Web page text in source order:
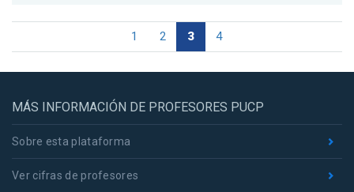
1 2 3 4
MÁS INFORMACIÓN DE PROFESORES PUCP
Sobre esta plataforma
Ver cifras de profesores